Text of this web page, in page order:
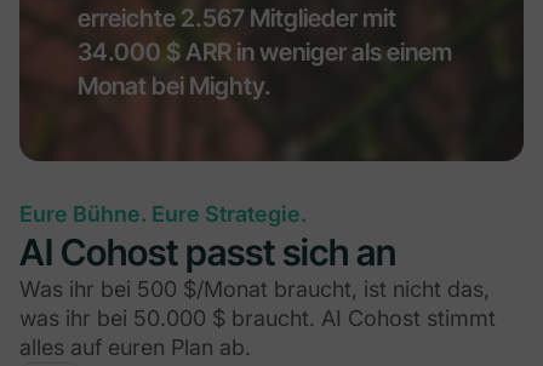
erreichte 2.567 Mitglieder mit
34.000 $ ARR in weniger als einem
Monat bei Mighty.
Eure Bühne. Eure Strategie.
AI Cohost passt sich an
Was ihr bei 500 $/Monat braucht, ist nicht das,
was ihr bei 50.000 $ braucht. AI Cohost stimmt
alles auf euren Plan ab.